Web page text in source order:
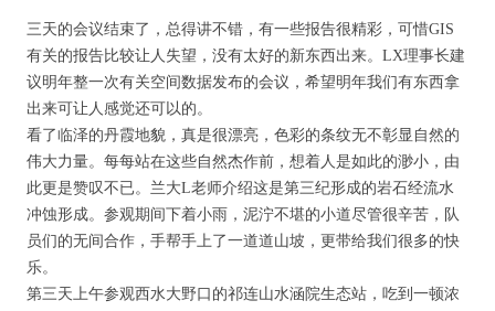
三天的会议结束了，总得讲不错，有一些报告很精彩，可惜GIS
有关的报告比较让人失望，没有太好的新东西出来。LX理事长建
议明年整一次有关空间数据发布的会议，希望明年我们有东西拿
出来可让人感觉还可以的。
看了临泽的丹霞地貌，真是很漂亮，色彩的条纹无不彰显自然的
伟大力量。每每站在这些自然杰作前，想着人是如此的渺小，由
此更是赞叹不已。兰大L老师介绍这是第三纪形成的岩石经流水
冲蚀形成。参观期间下着小雨，泥泞不堪的小道尽管很辛苦，队
员们的无间合作，手帮手上了一道道山坡，更带给我们很多的快
乐。
第三天上午参观西水大野口的祁连山水涵院生态站，吃到一顿浓